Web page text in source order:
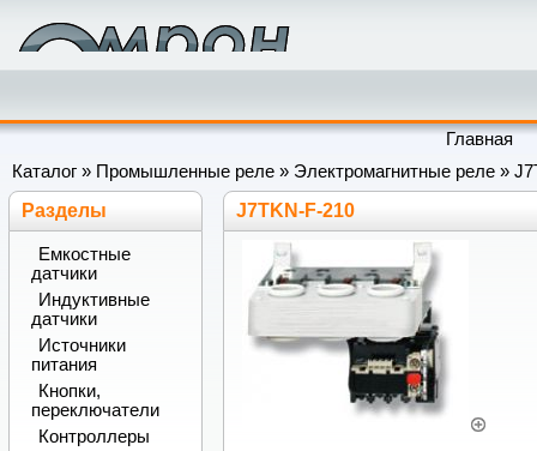
Главная
Каталог » Промышленные реле » Электромагнитные реле »
J7TKN-F-210
Разделы
Емкостные
датчики
Индуктивные
датчики
Источники
питания
Кнопки,
переключатели
Контроллеры